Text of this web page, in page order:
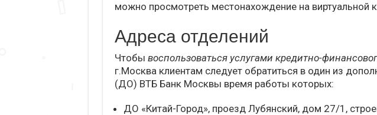
можно просмотреть местонахождение на виртуальной
Адреса отделений
Чтобы воспользоваться услугами кредитно-
г.Москва клиентам следует обратиться в один из
(ДО) ВТБ Банк Москвы время работы которых:
ДО «Китай-Город», проезд Лубянский, дом 27/1,